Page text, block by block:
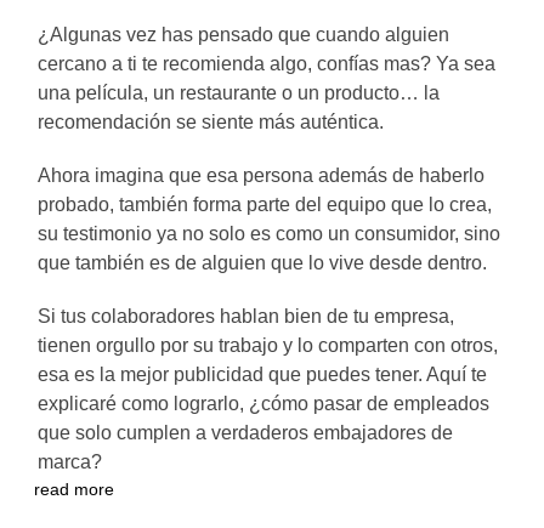
¿Algunas vez has pensado que cuando alguien
cercano a ti te recomienda algo, confías mas? Ya sea
una película, un restaurante o un producto… la
recomendación se siente más auténtica.
Ahora imagina que esa persona además de haberlo
probado, también forma parte del equipo que lo crea,
su testimonio ya no solo es como un consumidor, sino
que también es de alguien que lo vive desde dentro.
Si tus colaboradores hablan bien de tu empresa,
tienen orgullo por su trabajo y lo comparten con otros,
esa es la mejor publicidad que puedes tener. Aquí te
explicaré como lograrlo, ¿cómo pasar de empleados
que solo cumplen a verdaderos embajadores de
marca?
read more